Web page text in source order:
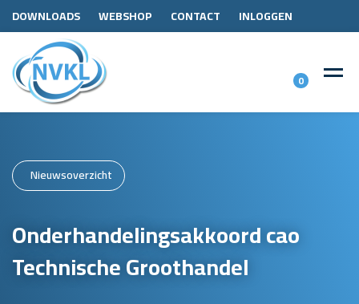
DOWNLOADS WEBSHOP CONTACT INLOGGEN
0
Nieuwsoverzicht
Onderhandelingsakkoord cao
Technische Groothandel